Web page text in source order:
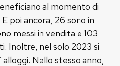
al momento di
poi ancora, 26 sono in
messi in vendita e 103
Inoltre, nel solo 2023 si
Nello stesso anno,